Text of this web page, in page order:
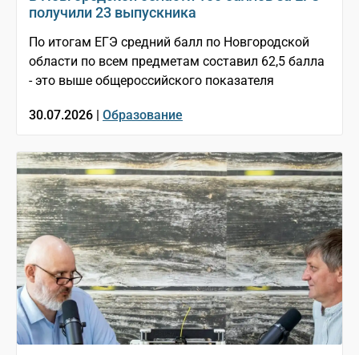
получили 23 выпускника
По итогам ЕГЭ средний балл по Новгородской
области по всем предметам составил 62,5 балла
- это выше общероссийского показателя
30.07.2026 | Образование